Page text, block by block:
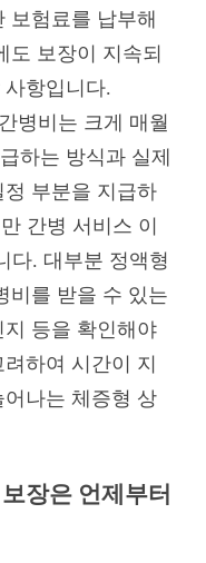
보험료를 납부해
도 보장이 지속되
항입니다.
간병비는 크게 매월
하는 방식과 실제
부분을 지급하
간병 서비스 이
다. 대부분 정액형
비를 받을 수 있는
등을 확인해야
하여 시간이 지
나는 체증형 상
장은 언제부터